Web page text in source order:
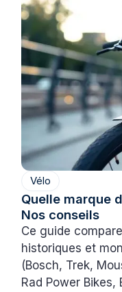
Vélo
Quelle marque
Nos conseils
Ce guide
historiques et
(Bosch, Trek,
Rad Power